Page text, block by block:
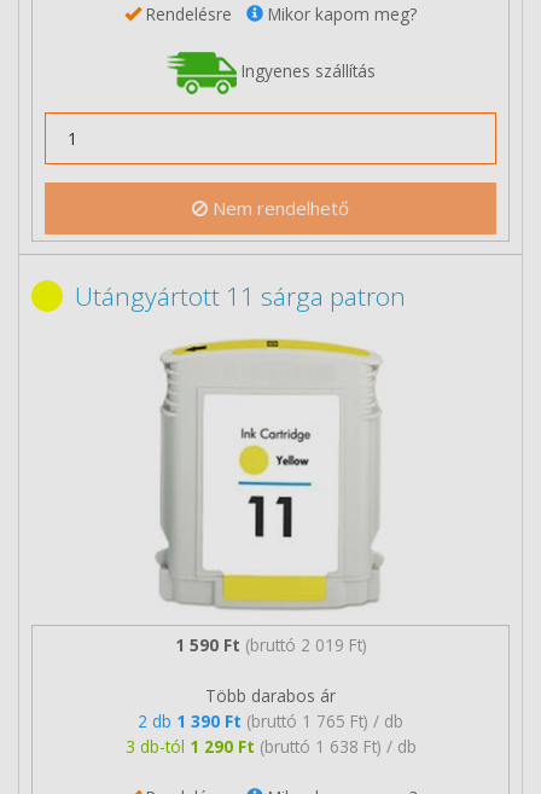
Rendelésre Mikor kapom meg?
Ingyenes szállítás
Nem rendelhető
Utángyártott 11 sárga patron
1 590 Ft (bruttó 2 019 Ft)
Több darabos ár
2 db 1 390 Ft (bruttó 1 765 Ft) / db
3 db-tól 1 290 Ft (bruttó 1 638 Ft) / db